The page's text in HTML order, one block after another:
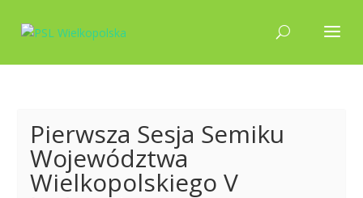
Pierwsza Sesja Semiku
Województwa
Wielkopolskiego V